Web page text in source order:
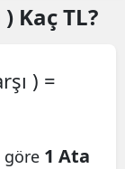
) Kaç TL?
) =
göre 1 Ata